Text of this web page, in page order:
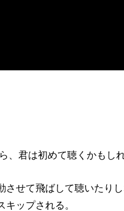
君は初めて聴くかもしれ
せて飛ばして聴いたり
ップされる。